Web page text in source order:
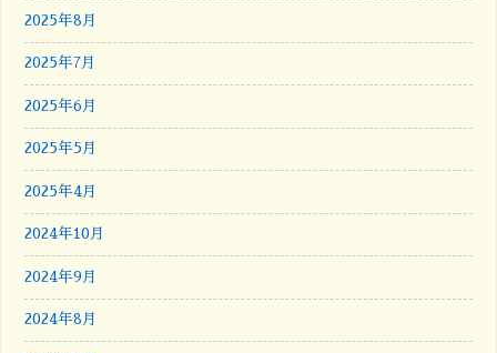
2025年8月
2025年7月
2025年6月
2025年5月
2025年4月
2024年10月
2024年9月
2024年8月